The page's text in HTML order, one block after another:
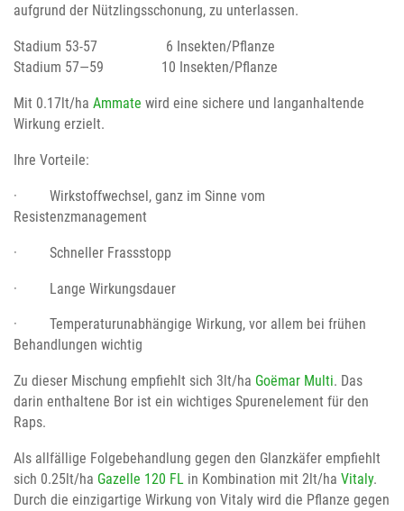
aufgrund der Nützlingsschonung, zu unterlassen.
Stadium 53-57 6 Insekten/Pflanze
Stadium 57—59 10 Insekten/Pflanze
Mit 0.17lt/ha Ammate wird eine sichere und langanhaltende
Wirkung erzielt.
Ihre Vorteile:
· Wirkstoffwechsel, ganz im Sinne vom
Resistenzmanagement
· Schneller Frassstopp
· Lange Wirkungsdauer
· Temperaturunabhängige Wirkung, vor allem bei frühen
Behandlungen wichtig
Zu dieser Mischung empfiehlt sich 3lt/ha Goëmar Multi. Das
darin enthaltene Bor ist ein wichtiges Spurenelement für den
Raps.
Als allfällige Folgebehandlung gegen den Glanzkäfer empfiehlt
sich 0.25lt/ha Gazelle 120 FL in Kombination mit 2lt/ha Vitaly.
Durch die einzigartige Wirkung von Vitaly wird die Pflanze gegen